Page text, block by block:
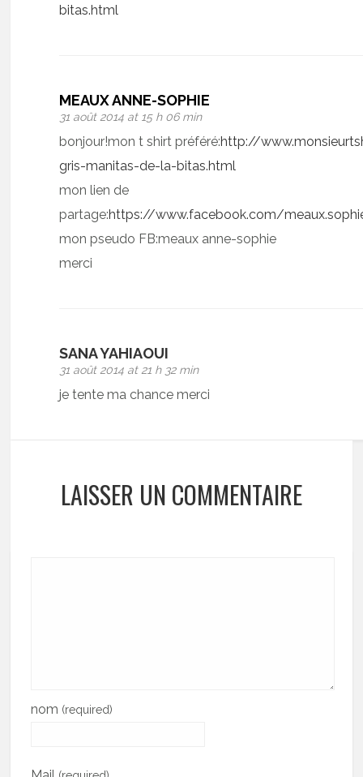
bitas.html
MEAUX ANNE-SOPHIE
31 août 2014 at 15 h 06 min
bonjour!mon t shirt préféré:http://
gris-manitas-de-la-bitas.html
mon lien de
partage:https://www.facebook.com/
mon pseudo FB:meaux anne-sophie
merci
SANA YAHIAOUI
31 août 2014 at 21 h 32 min
je tente ma chance merci
LAISSER UN COMMENTAIRE
nom (required)